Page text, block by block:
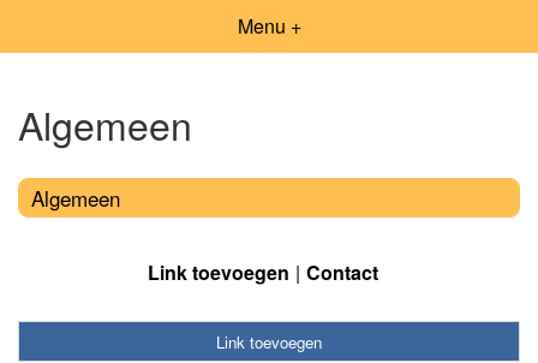
Menu +
Algemeen
Algemeen
Link toevoegen Contact
Link toevoegen